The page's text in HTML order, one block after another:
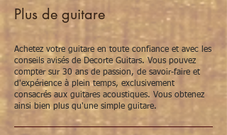
briljante toon met meer projectie en
temperament
New Cristal (nylon):
warmer, ronder
geluid met een klassieke, zachte toon
2. Tweede keuze: welk type bas-snaren (E-
A-D) wil je gebruiken?
HT Classic bassen:warme, donkere en
klassieke klank
levendige klank
Plus de guitare
Achetez votre guitare en toute confiance et avec les
conseils avisés de Decorte Guitars. Vous pouvez
compter sur 30 ans de passion, de savoir-faire et
d'expérience à plein temps, exclusivement
consacrés aux guitares acoustiques. Vous obtenez
ainsi bien plus qu'une simple guitare.